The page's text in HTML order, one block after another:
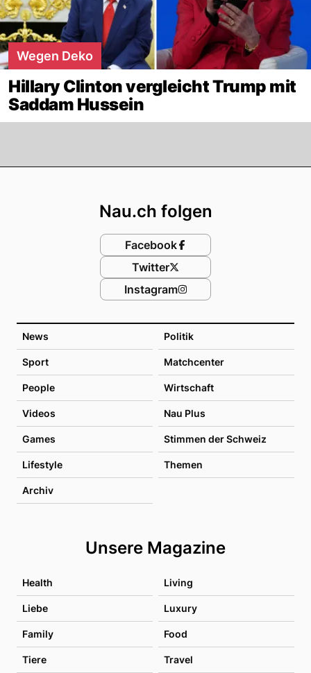
Wegen Deko
Hillary Clinton vergleicht Trump mit
Saddam Hussein
News Politik
Sport Matchcenter
People Wirtschaft
Videos Nau Plus
Games Stimmen der Schweiz
Lifestyle Themen
Archiv
Unsere Magazine
Health Living
Liebe Luxury
Family Food
Tiere Travel
Nau.ch folgen
Facebook
Twitter
Instagram